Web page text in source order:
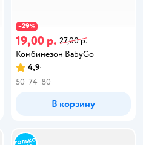
−29%
19,00 р. 27,00 р.
Комбинезон BabyGo
4,9
50 74 80
В корзину